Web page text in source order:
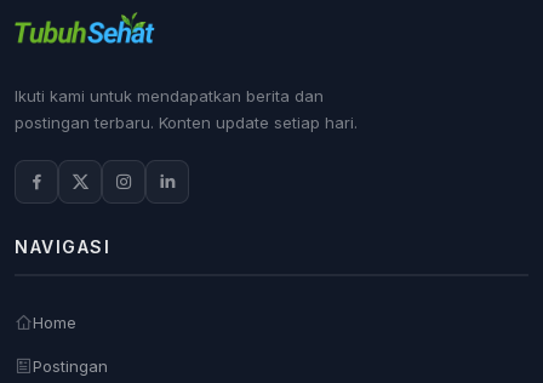
Ikuti kami untuk mendapatkan berita dan
postingan terbaru. Konten update setiap hari.
NAVIGASI
Home
Postingan